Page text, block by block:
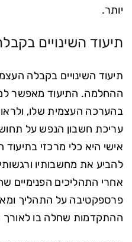
יותר.
תיעוד השינויים
תיעוד השינויים בקבלה
ההחלמה. התיעוד מאפשר
בהערכה העצמית שלו,
עריכת חשבון הנפש על
אישי היא כלי מרכזי בתיעוד
להביע את מחשבותיו
אחרי התהליכים הפנימיים
פרספקטיבה על התהליך
ההתקדמות שחלה בו לאורך